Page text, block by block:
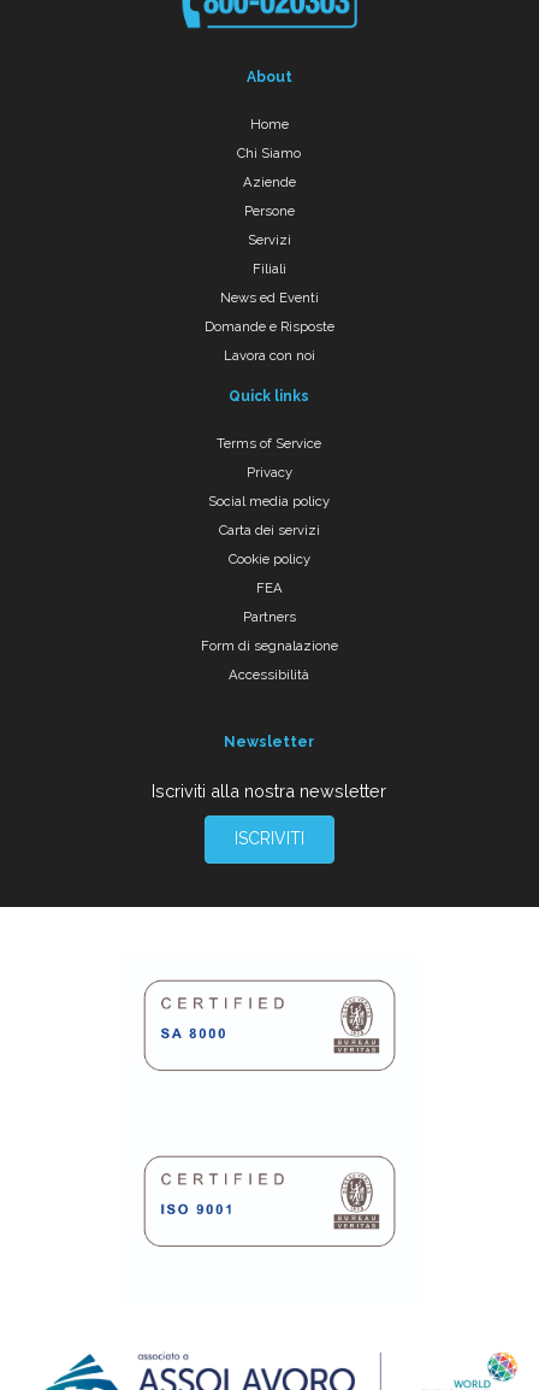
About
Home
Chi Siamo
Aziende
Persone
Servizi
Filiali
News ed Eventi
Domande e Risposte
Lavora con noi
Quick links
Terms of Service
Privacy
Social media policy
Carta dei servizi
Cookie policy
FEA
Partners
Form di segnalazione
Accessibilità
Newsletter
Iscriviti alla nostra newsletter
ISCRIVITI